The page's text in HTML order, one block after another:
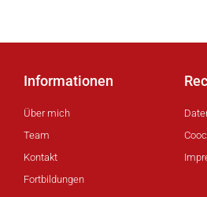
Informationen
Über mich
Team
Kontakt
Fortbildungen